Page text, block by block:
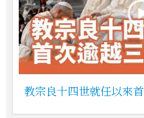
教宗良十四世就任以來